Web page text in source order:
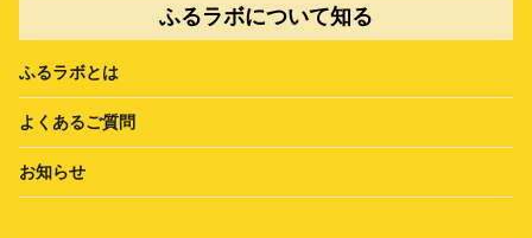
ふるラボについて知る
ふるラボとは
よくあるご質問
お知らせ